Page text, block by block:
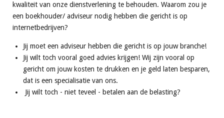
kwaliteit van onze dienstverlening te behouden. Waarom zou je
een boekhouder/ adviseur nodig hebben die gericht is op
internetbedrijven?
Jij moet een adviseur hebben die gericht is op jouw branche!
Jij wilt toch vooral goed advies krijgen! Wij zijn vooral op
gericht om jouw kosten te drukken en je geld laten besparen,
dat is een specialisatie van ons.
Jij wilt toch - niet teveel - betalen aan de belasting?